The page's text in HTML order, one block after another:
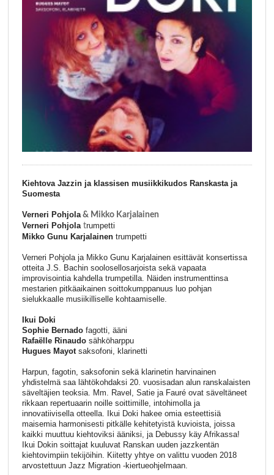
Kiehtova Jazzin ja klassisen musiikkikudos Ranskasta ja
Suomesta
Verneri Pohjola& Mikko Karjalainen
Verneri Pohjolatrumpetti
Mikko Gunu Karjalainentrumpetti
Verneri Pohjola ja Mikko Gunu Karjalainen esittävät konsertissa
otteita J.S. Bachin soolosellosarjoista sekä vapaata
improvisointia kahdella trumpetilla. Näiden instrumenttinsa
mestarien pitkäaikainen soittokumppanuus luo pohjan
sielukkaalle musiikilliselle kohtaamiselle.
Ikui Doki
Sophie Bernadofagotti, ääni
Rafaëlle Rinaudosähköharppu
Hugues Mayotsaksofoni, klarinetti
Harpun, fagotin, saksofonin sekä klarinetin harvinainen
yhdistelmä saa lähtökohdaksi 20. vuosisadan alun ranskalaisten
säveltäjien teoksia. Mm. Ravel, Satie ja Fauré ovat säveltäneet
rikkaan repertuaarin noille soittimille, intohimolla ja
innovatiivisella otteella. Ikui Doki hakee omia esteettisiä
maisemia harmonisesti pitkälle kehitetyistä kuvioista, joissa
kaikki muuttuu kiehtoviksi ääniksi, ja Debussy käy Afrikassa!
Ikui Dokin soittajat kuuluvat Ranskan uuden jazzkentän
kiehtovimpiin tekijöihin. Kiitetty yhtye on valittu vuoden 2018
arvostettuun Jazz Migration -kiertueohjelmaan.